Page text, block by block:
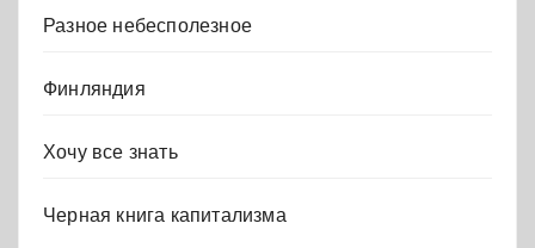
Разное небесполезное
Финляндия
Хочу все знать
Черная книга капитализма